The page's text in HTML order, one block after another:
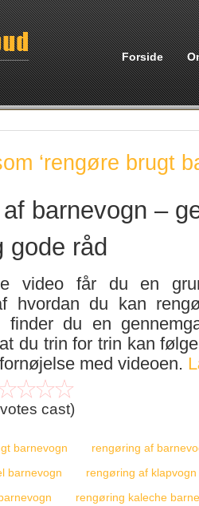
Forside
‘rengøre brugt
barnevogn –
gode råd
video får du en
hvordan du kan
finder du en
du trin for trin kan
med videoen.
cast)
barnevogn
rengøring af
barnevogn
rengøring af klapvogn
rengøring kaleche